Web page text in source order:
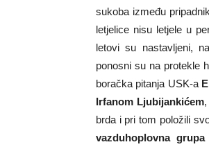
sukoba između
letjelice nisu letjele u
letovi su nastavljeni,
ponosni su na protekle
boračka pitanja USK-a
Irfanom Ljubijankićem
brda i pri tom položili
vazduhoplovna